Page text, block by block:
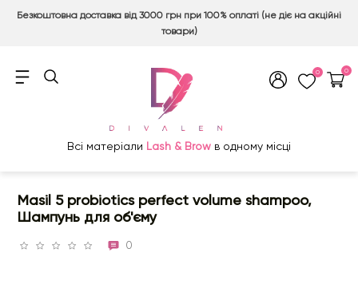
Безкоштовна доставка від 3000 грн при 100% оплаті (не діє на акційні
товари)
0 0
Всі матеріали Lash & Brow в одному місці
Masil 5 probiotics perfect volume shampoo,
Шампунь для об'єму
0